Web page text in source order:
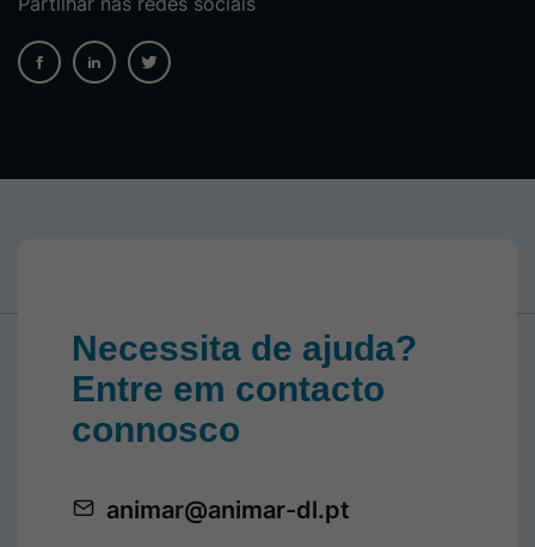
Necessita de ajuda?
Entre em contacto
connosco
animar@animar-dl.pt